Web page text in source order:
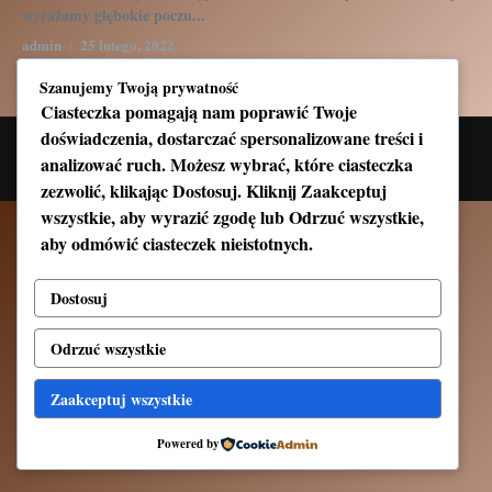
wyrażamy głębokie poczu...
admin 25 lutego, 2022
Copyright © 2026 Solidarność Wedel | Zasilane przez Magazyn
informacyjny X
Szanujemy Twoją prywatność
Ciasteczka pomagają nam poprawić Twoje
doświadczenia, dostarczać spersonalizowane treści i
analizować ruch. Możesz wybrać, które ciasteczka
zezwolić, klikającDostosuj. KliknijZaakceptuj
wszystkie, aby wyrazić zgodę lubOdrzuć wszystkie,
aby odmówić ciasteczek nieistotnych.
Dostosuj
Odrzuć wszystkie
Zaakceptuj wszystkie
Powered by